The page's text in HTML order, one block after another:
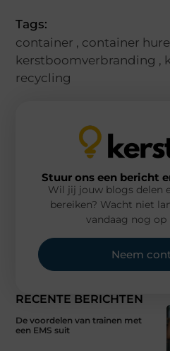
Tags:
container , container
kerstboomverbranding ,
recycling
RECENTE BERICHTEN
De voordelen van trainen met
een EMS suit
Stuur ons een bericht
Wil jij jouw blogs delen
bereiken? Wacht niet
vandaag nog op
Neem